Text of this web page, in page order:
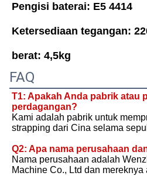
Pengisi baterai: E5 4414
Ketersediaan tegangan:
berat: 4,5kg
FAQ
T1: Apakah Anda pabrik atau
perdagangan?
Kami adalah pabrik untuk
strapping dari Cina selama
Q2: Apa nama perusahaan
Nama perusahaan adalah
Machine Co., Ltd dan